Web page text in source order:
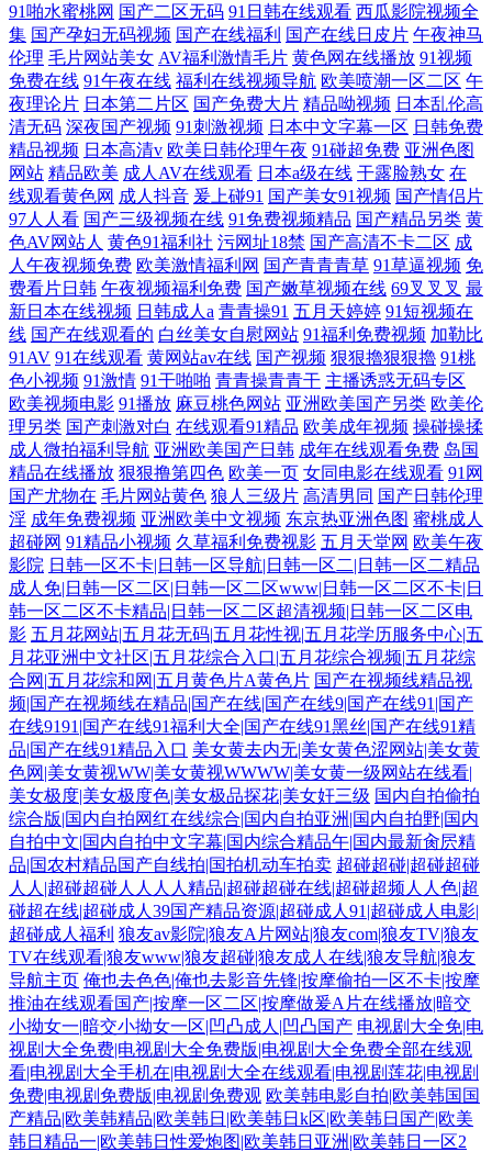
91啪水蜜桃网 国产二区无码 91日韩在线观看 西瓜影院视频全
集 国产孕妇无码视频 国产在线福利 国产在线日皮片 午夜神马
伦理 毛片网站美女 AV福利激情毛片 黄色网在线播放 91视频
免费在线 91午夜在线 福利在线视频导航 欧美喷潮一区二区 午
夜理论片 日本第二片区 国产免费大片 精品呦视频 日本乱伦高
清无码 深夜国产视频 91刺激视频 日本中文字幕一区 日韩免费
精品视频 日本高清v 欧美日韩伦理午夜 91碰超免费 亚洲色图
网站 精品欧美 成人AV在线观看 日本a级在线 干露脸熟女 在
线观看黄色网 成人抖音 爰上碰91 国产美女91视频 国产情侣片
97人人看 国产三级视频在线 91免费视频精品 国产精品另类 黄
色AV网站人 黄色91福利社 污网址18禁 国产高清不卡二区 成
人午夜视频免费 欧美激情福利网 国产青青青草 91草逼视频 免
费看片日韩 午夜视频福利免费 国产嫩草视频在线 69叉叉叉 最
新日本在线视频 日韩成人a 青青操91 五月天婷婷 91短视频在
线 国产在线观看的 白丝美女自慰网站 91福利免费视频 加勒比
91AV 91在线观看 黄网站av在线 国产视频 狠狠擼狠狠擼 91桃
色小视频 91激情 91干啪啪 青青操青青干 主播诱惑无码专区
欧美视频电影 91播放 麻豆桃色网站 亚洲欧美国产另类 欧美伦
理另类 国产刺激对白 在线观看91精品 欧美成年视频 操碰操揉
成人微拍福利导航 亚洲欧美国产日韩 成年在线观看免费 岛国
精品在线播放 狠狠撸第四色 欧美一页 女同电影在线观看 91网
国产尤物在 毛片网站黄色 狼人三级片 高清男同 国产日韩伦理
淫 成年免费视频 亚洲欧美中文视频 东京热亚洲色图 蜜桃成人
超碰网 91精品小视频 久草福利免费视影 五月天堂网 欧美午夜
影院 日韩一区不卡|日韩一区导航|日韩一区二|日韩一区二精品
成人免|日韩一区二区|日韩一区二区www|日韩一区二区不卡|日
韩一区二区不卡精品|日韩一区二区超清视频|日韩一区二区电
影 五月花网站|五月花无码|五月花性视|五月花学历服务中心|五
月花亚洲中文社区|五月花综合入口|五月花综合视频|五月花综
合网|五月花综和网|五月黄色片A黄色片 国产在视频线精品视
频|国产在视频线在精品|国产在线|国产在线9|国产在线91|国产
在线9191|国产在线91福利大全|国产在线91黑丝|国产在线91精
品|国产在线91精品入口 美女黄去内无|美女黄色涩网站|美女黄
色网|美女黄视WW|美女黄视WWWW|美女黄一级网站在线看|
美女极度|美女极度色|美女极品探花|美女奸三级 国内自拍偷拍
综合版|国内自拍网红在线综合|国内自拍亚洲|国内自拍野|国内
自拍中文|国内自拍中文字幕|国内综合精品午|国内最新肏屄精
品|国农村精品国产自线拍|国拍机动车拍卖 超碰超碰|超碰超碰
人人|超碰超碰人人人人精品|超碰超碰在线|超碰超频人人色|超
碰超在线|超碰成人39国产精品资源|超碰成人91|超碰成人电影|
超碰成人福利 狼友av影院|狼友A片网站|狼友com|狼友TV|狼友
TV在线观看|狼友www|狼友超碰|狼友成人在线|狼友导航|狼友
导航主页 俺也去色色|俺也去影音先锋|按摩偷拍一区不卡|按摩
推油在线观看国产|按摩一区二区|按摩做爰A片在线播放|暗交
小拗女一|暗交小拗女一区|凹凸成人|凹凸国产 电视剧大全免|电
视剧大全免费|电视剧大全免费版|电视剧大全免费全部在线观
看|电视剧大全手机在|电视剧大全在线观看|电视剧莲花|电视剧
免费|电视剧免费版|电视剧免费观 欧美韩电影自拍|欧美韩国国
产精品|欧美韩精品|欧美韩日|欧美韩日k区|欧美韩日国产|欧美
韩日精品一|欧美韩日性爱炮图|欧美韩日亚洲|欧美韩日一区2